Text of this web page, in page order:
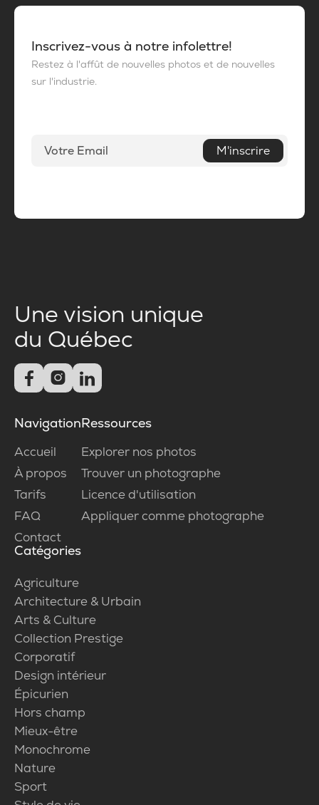
Inscrivez-vous à notre infolettre!
Restez à l'affût de nouvelles photos et de nouvelles
sur l'industrie.
M'inscrire
Une vision unique
du Québec
  
Navigation
Accueil
À propos
Tarifs
FAQ
Contact
Ressources
Explorer nos photos
Trouver un photographe
Licence d'utilisation
Appliquer comme photographe
Catégories
Agriculture
Architecture & Urbain
Arts & Culture
Collection Prestige
Corporatif
Design intérieur
Épicurien
Hors champ
Mieux-être
Monochrome
Nature
Sport